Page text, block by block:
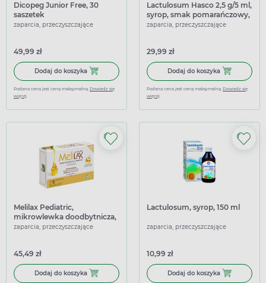
Dicopeg Junior Free, 30
saszetek
zaparcia, przeczyszczające
49,99 zł
Dodaj do koszyka Dodaj do koszyka Dicopeg Junior Free, 30 saszetek
Podana cena jest ceną maksymalną. Dowiedz się
więcej
Lactulosum Hasco 2,5 g/5 ml,
syrop, smak pomarańczowy,
500 ml
zaparcia, przeczyszczające
29,99 zł
Dodaj do koszyka Dodaj do
Podana cena jest ceną maksymalną. Dowiedz się
więcej
Melilax Pediatric,
mikrowlewka doodbytnicza,
6 wlewek po 5 g
zaparcia, przeczyszczające
45,49 zł
Dodaj do koszyka Dodaj do koszyka Melilax Pediatric, mikrowlewka
Lactulosum, syrop, 150 ml
zaparcia, przeczyszczające
10,99 zł
Dodaj do koszyka Dodaj do